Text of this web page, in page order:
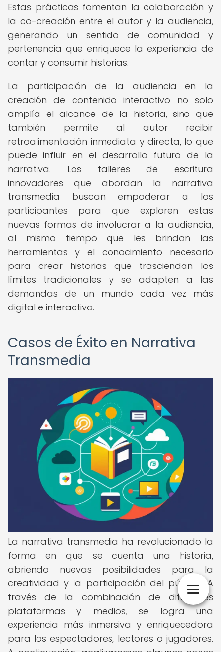
Estas prácticas fomentan la colaboración y
la co-creación entre el autor y la audiencia,
generando un sentido de comunidad y
pertenencia que enriquece la experiencia de
contar y consumir historias.
La participación de la audiencia en la
creación de contenido interactivo no solo
amplía el alcance de la historia, sino que
también permite al autor recibir
retroalimentación inmediata y directa, lo que
puede influir en el desarrollo futuro de la
narrativa. Los talleres de escritura
innovadores que abordan la narrativa
transmedia buscan empoderar a los
participantes para que exploren estas
nuevas formas de involucrar a la audiencia,
al mismo tiempo que les brindan las
herramientas y el conocimiento necesario
para crear historias que trasciendan los
límites tradicionales y se adapten a las
demandas de un mundo cada vez más
digital e interactivo.
Casos de Éxito en Narrativa
Transmedia
La narrativa transmedia ha revolucionado la
forma en que se cuenta una historia,
abriendo nuevas posibilidades para la
creatividad y la participación del público. A
través de la combinación de diferentes
plataformas y medios, se logra una
experiencia más inmersiva y enriquecedora
para los espectadores, lectores o jugadores.